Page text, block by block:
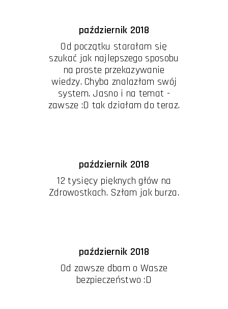
październik 2018
Od początku starałam się
szukać jak najlepszego sposobu
na proste przekazywanie
wiedzy. Chyba znalazłam swój
system. Jasno i na temat -
zawsze :D tak działam do teraz.
październik 2018
12 tysięcy pięknych głów na
Zdrowostkach. Szłam jak burza.
październik 2018
Od zawsze dbam o Wasze
bezpieczeństwo :D